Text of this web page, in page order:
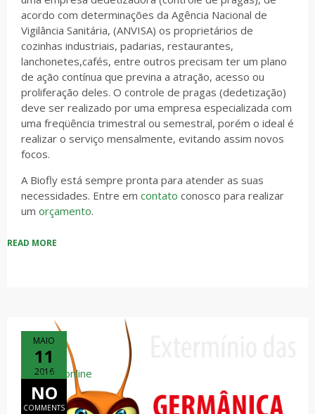
acordo com determinações da Agência Nacional de
Vigilância Sanitária, (ANVISA) os proprietários de
cozinhas industriais, padarias, restaurantes,
lanchonetes,cafés, entre outros precisam ter um plano
de ação contínua que previna a atração, acesso ou
proliferação deles. O controle de pragas (dedetização)
deve ser realizado por uma empresa especializada com
uma freqüência trimestral ou semestral, porém o ideal é
realizar o serviço mensalmente, evitando assim novos
focos.
A Biofly está sempre pronta para atender as suas
necessidades. Entre em contato conosco para realizar
um orçamento.
READ MORE
MAIO
11
2016
NO
COMMENTS
coc hack online